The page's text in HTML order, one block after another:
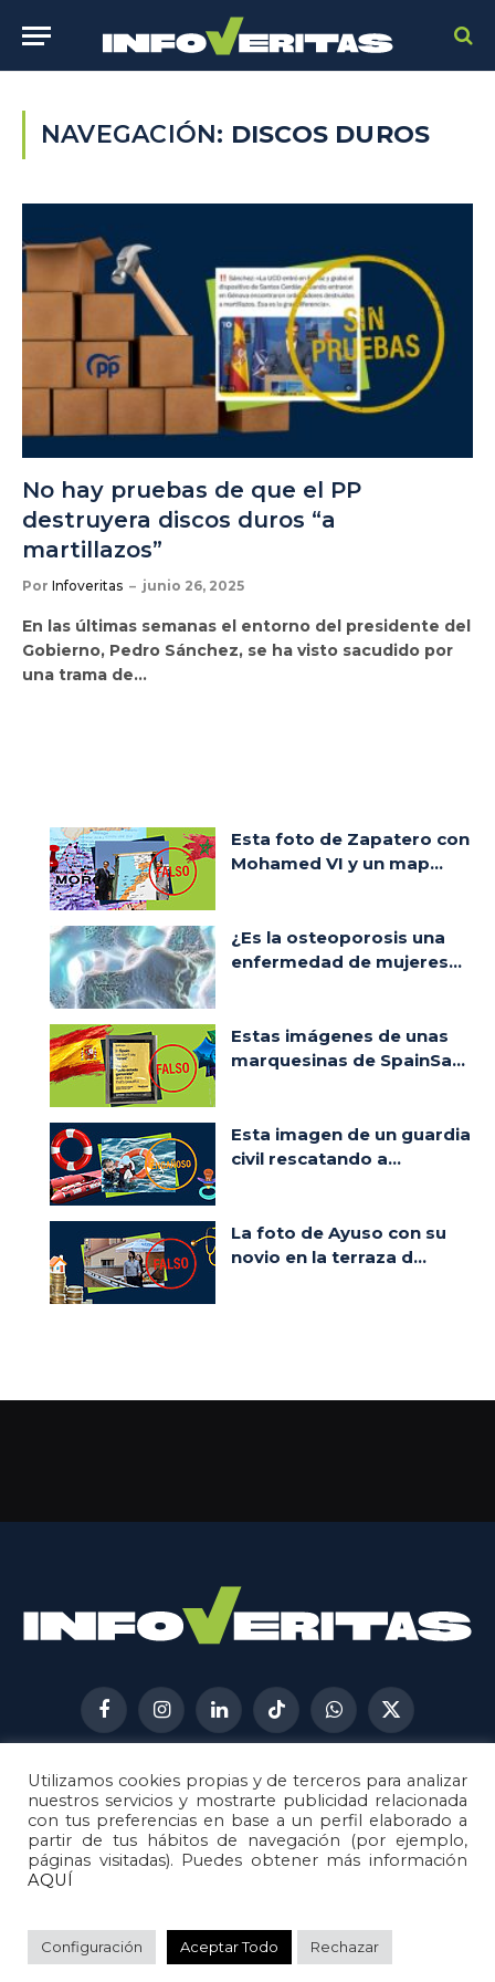
NAVEGACIÓN: DISCOS DUROS
No hay pruebas de que el PP
destruyera discos duros “a
martillazos”
Por Infoveritas junio 26, 2025
En las últimas semanas el entorno del presidente del
Gobierno, Pedro Sánchez, se ha visto sacudido por
una trama de…
Esta foto de Zapatero con
Mohamed VI y un map...
¿Es la osteoporosis una
enfermedad de mujeres...
Estas imágenes de unas
marquesinas de SpainSa...
Esta imagen de un guardia
civil rescatando a...
La foto de Ayuso con su
novio en la terraza d...
FacebookInstagramLinkedInTikTokWhatsApp
X
(Twitter)
AVISO LEGAL
METODOLOGÍA
POLÍTICA DE COOKIES
POLÍTICA DE CORRECCIONES
© 2026Metech. Todos los derechos reservados.
Utilizamos cookies propias y de terceros para analizar
nuestros servicios y mostrarte publicidad relacionada
con tus preferencias en base a un perfil elaborado a
partir de tus hábitos de navegación (por ejemplo,
páginas visitadas). Puedes obtener más información
AQUÍ
Configuración Aceptar Todo Rechazar